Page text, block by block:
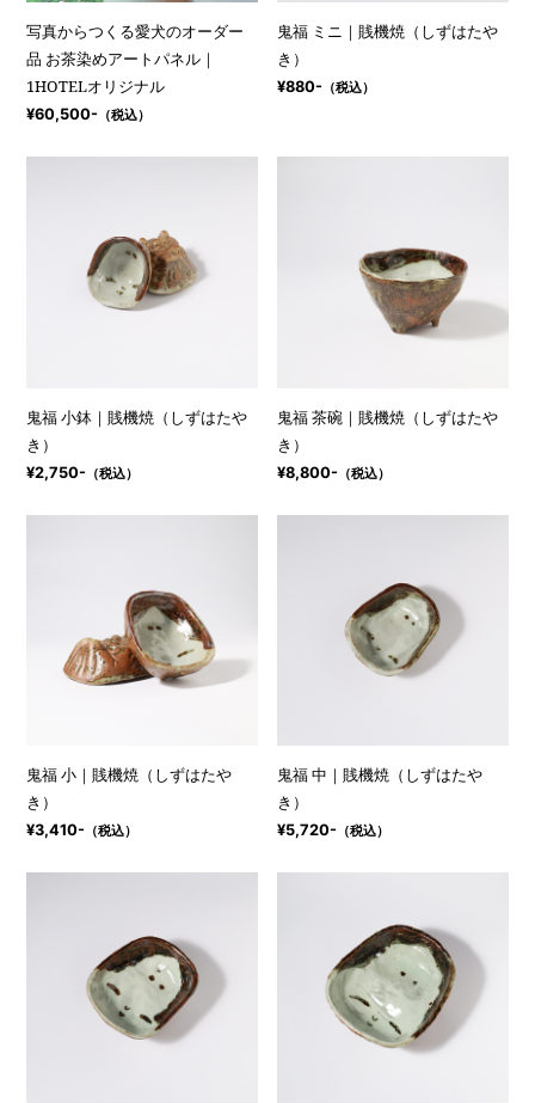
写真からつくる愛犬のオーダー
品 お茶染めアートパネル｜
1HOTELオリジナル
¥60,500- （税込）
鬼福 ミニ｜賎機焼（しずはたや
き）
¥880- （税込）
鬼福 小鉢｜賎機焼（しずはたや
き）
¥2,750- （税込）
鬼福 茶碗｜賎機焼（しずはたや
き）
¥8,800- （税込）
鬼福 小｜賎機焼（しずはたや
き）
¥3,410- （税込）
鬼福 中｜賎機焼（しずはたや
き）
¥5,720- （税込）